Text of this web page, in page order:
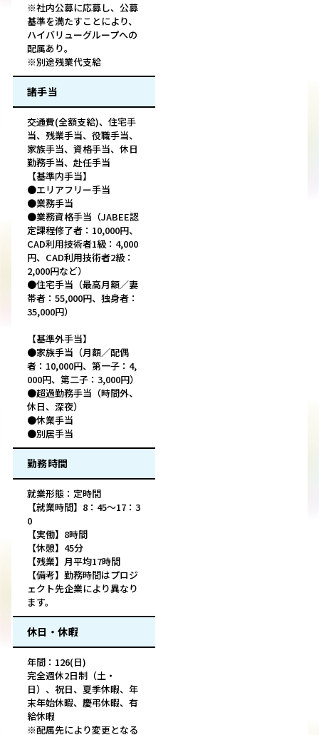
※社内公募に応募し、公募
基準を満たすことにより、
ハイバリューグループへの
配属あり。
※別途残業代支給
諸手当
交通費(全額支給)、住宅手
当、残業手当、役職手当、
家族手当、資格手当、休日
勤務手当、赴任手当
【基準内手当】
●エリアフリー手当
●業務手当
●業務資格手当（JABEE認
定課程修了者：10,000円、
CAD利用技術者1級：4,000
円、CAD利用技術者2級：
2,000円など）
●住宅手当（最高月額／妻
帯者：55,000円、独身者：
35,000円）
【基準外手当】
●家族手当（月額／配偶
者：10,000円、第一子：4,
000円、第二子：3,000円）
●超過勤務手当（時間外、
休日、深夜）
●休業手当
●別居手当
勤務時間
就業形態：定時間
【就業時間】8：45～17：3
0
【実働】8時間
【休憩】45分
【残業】月平均17時間
【備考】勤務時間はプロジ
ェクト先企業により異なり
ます。
休日・休暇
年間：126(日)
完全週休2日制（土・
日）、祝日、夏季休暇、年
末年始休暇、慶弔休暇、有
給休暇
※配属先により変更となる